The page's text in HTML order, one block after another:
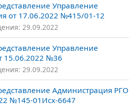
Управление
от 17.06.2022 №415/01-12
29.09.2022
Управление
15.06.2022 №36
29.09.2022
Администрация РГО
№145-01Исх-6647